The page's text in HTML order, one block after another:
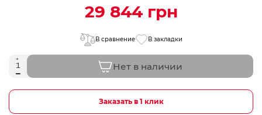
29 844 грн
В сравнение В закладки
Нет в наличии
Заказать в 1 клик